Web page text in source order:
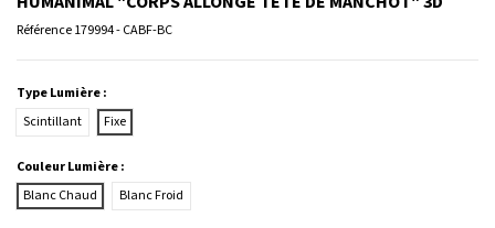
Référence 179994 - CABF-BC
Type Lumière :
Scintillant
Fixe
Couleur Lumière :
Blanc Chaud
Blanc Froid